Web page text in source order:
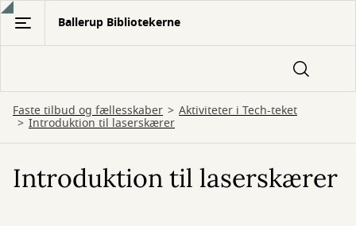
Gå
hovedindhold
Ballerup Bibliotekerne
Faste tilbud og fællesskaber Aktiviteter i Tech-teket
Introduktion til laserskærer
Introduktion til laserskærer